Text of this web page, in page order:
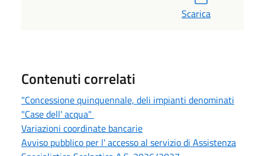
Scarica
Contenuti correlati
"Concessione quinquennale, deli impianti denominati
"Case dell' acqua"
Variazioni coordinate bancarie
Avviso pubblico per l' accesso al servizio di Assistenza